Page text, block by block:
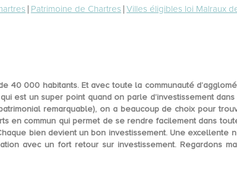
| Patrimoine de Chartres | Villes éligibles loi Malraux
40 000 habitants. Et avec toute la communauté
est un super point quand on parle d’investissement dans
remarquable), on a beaucoup de choix pour
en commun qui permet de se rendre facilement dans
bien devient un bon investissement. Une excellente
avec un fort retour sur investissement. Regardons